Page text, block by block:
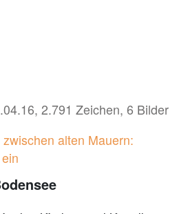
2.791 Zeichen, 6 Bilder
alten Mauern: